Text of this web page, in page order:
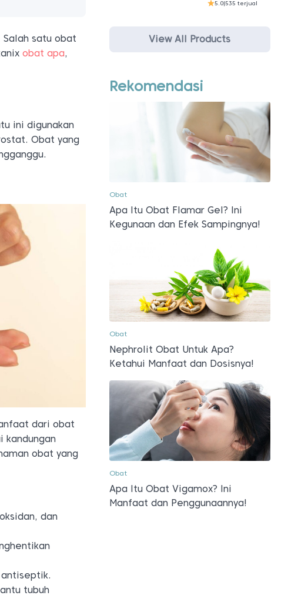
satu obat
obat apa,
ini digunakan
Obat yang
dari obat
kandungan
obat yang
dan
tubuh
5.0|535 terjual
View All Products
Rekomendasi
Obat
Apa Itu Obat Flamar Gel? Ini
Kegunaan dan Efek Sampingnya!
Obat
Nephrolit Obat Untuk Apa?
Ketahui Manfaat dan Dosisnya!
Obat
Apa Itu Obat Vigamox? Ini
Manfaat dan Penggunaannya!